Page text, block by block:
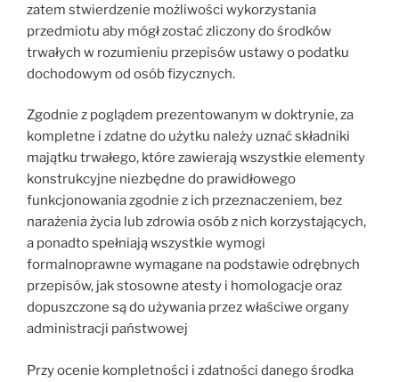
zatem stwierdzenie możliwości wykorzystania
przedmiotu aby mógł zostać zliczony do środków
trwałych w rozumieniu przepisów ustawy o podatku
dochodowym od osób fizycznych.
Zgodnie z poglądem prezentowanym w doktrynie, za
kompletne i zdatne do użytku należy uznać składniki
majątku trwałego, które zawierają wszystkie elementy
konstrukcyjne niezbędne do prawidłowego
funkcjonowania zgodnie z ich przeznaczeniem, bez
narażenia życia lub zdrowia osób z nich korzystających,
a ponadto spełniają wszystkie wymogi
formalnoprawne wymagane na podstawie odrębnych
przepisów, jak stosowne atesty i homologacje oraz
dopuszczone są do używania przez właściwe organy
administracji państwowej
Przy ocenie kompletności i zdatności danego środka